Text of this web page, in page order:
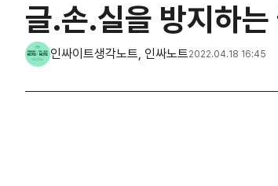
글.손.실을 방지하
인싸이트생각노트, 인싸노트2022.04.18 16:45